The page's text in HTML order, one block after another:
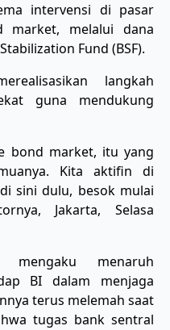
intervensi di pasar
market, melalui dana
Fund (BSF).
langkah
guna mendukung
bond market, itu yang
Kita aktifin di
sini dulu, besok mulai
Jakarta, Selasa
menaruh
BI dalam menjaga
terus melemah saat
tugas bank sentral